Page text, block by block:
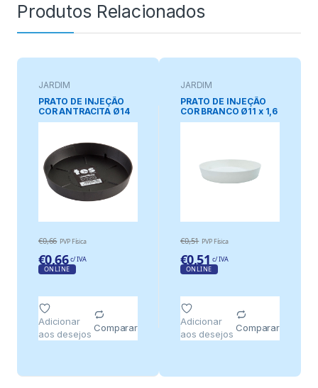
Produtos Relacionados
JARDIM
PRATO DE INJEÇÃO
COR ANTRACITA Ø14
cm
€0,66 PVP Física
€0,66 c/ IVA
ONLINE
Adicionar
aos desejos
Comparar
JARDIM
PRATO DE INJEÇÃO
COR BRANCO Ø11 x 1,6
cm
€0,51 PVP Física
€0,51 c/ IVA
ONLINE
Adicionar
aos desejos
Comparar